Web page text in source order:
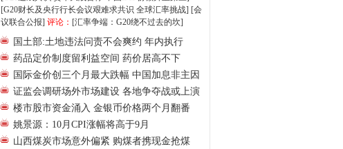
[G20财长及央行行长会议艰难求共识 全球汇率挑战] [会
议联合公报] 评论： [汇率争端：G20绕不过去的坎]
国土部:土地违法问责不会爽约 年内执行
药品定价制度留利益空间 药价居高不下
国际金价创三个月最大跌幅 中国加息非主因
证监会调研场外市场建设 各地争夺战或上演
楼市股市资金涌入 金银币价格两个月翻番
姚景源：10月CPI涨幅将高于9月
山西煤炭市场意外偏紧 购煤者携现金抢煤